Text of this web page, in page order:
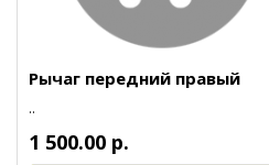
Рычаг передний правый
..
1 500.00 р.